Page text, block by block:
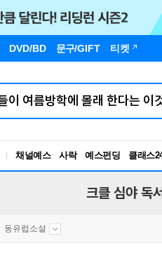
DVD/BD 문구/GIFT 티켓
채널예스 사락 예스펀딩 클래스
크클 심야 독
동유럽소설